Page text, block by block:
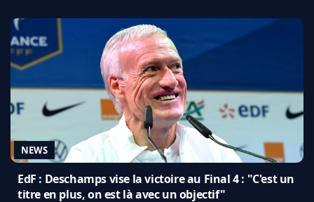
NEWS
EdF : Deschamps vise la victoire au Final 4 : "C'est un
titre en plus, on est là avec un objectif"